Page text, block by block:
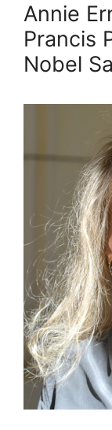
Annie
Prancis
Nobel